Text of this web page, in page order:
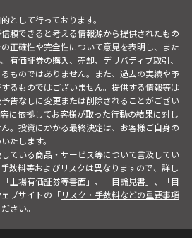
として行っております。
頼できると考える情報源から提供されたもの
正確性や完全性について意見を表明し、また
有価証券の購入、売却、デリバティブ取引、
ものではありません。また、過去の実績や予
るものではございません。提供する情報等は
告なしに変更または削除されることがござい
に依拠してお客様が取った行動の結果に対し
。投資にかかる最終決定は、お客様ご自身の
たします。
ている商品・サービス等について言及してい
数料等およびリスクは異なりますので、詳し
上場有価証券等書面」、「目論見書」、「目
ブサイトの「リスク・手数料などの重要事項
さい。